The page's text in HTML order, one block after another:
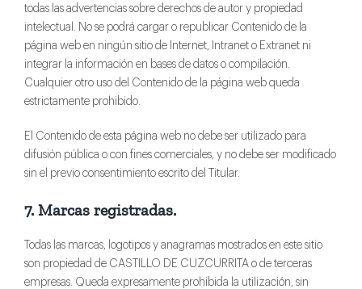
todas las advertencias sobre derechos de autor y propiedad
intelectual. No se podrá cargar o republicar Contenido de la
página web en ningún sitio de Internet, Intranet o Extranet ni
integrar la información en bases de datos o compilación.
Cualquier otro uso del Contenido de la página web queda
estrictamente prohibido.
El Contenido de esta página web no debe ser utilizado para
difusión pública o con fines comerciales, y no debe ser modificado
sin el previo consentimiento escrito del Titular.
7. Marcas registradas.
Todas las marcas, logotipos y anagramas mostrados en este sitio
son propiedad de CASTILLO DE CUZCURRITA o de terceras
empresas. Queda expresamente prohibida la utilización, sin